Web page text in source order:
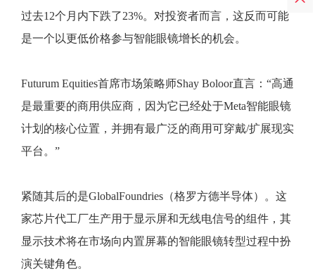
过去12个月内下跌了23%。对投资者而言，这反而可能
是一个以更低价格参与智能眼镜增长的机会。
Futurum Equities首席市场策略师Shay Boloor直言：“高通
是最重要的商用供应商，因为它已经处于Meta智能眼镜
计划的核心位置，并拥有最广泛的商用可穿戴/扩展现实
平台。”
紧随其后的是GlobalFoundries（格罗方德半导体）。这
家芯片代工厂生产用于显示屏和无线电信号的组件，其
显示技术将在市场向内置屏幕的智能眼镜转型过程中扮
演关键角色。